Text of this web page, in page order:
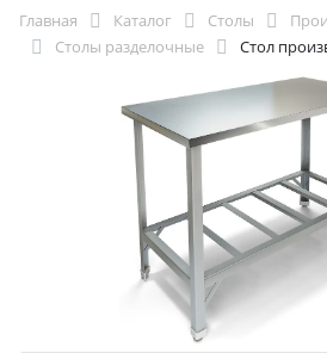
Главная Каталог Столы
Столы разделочные
Стол